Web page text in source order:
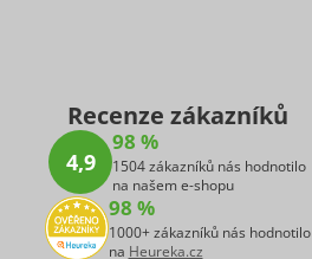
Recenze zákazníků
4,9
98 %
1504 zákazníků nás hodnotilo
na našem e-shopu
98 %
1000+ zákazníků nás hodnotilo
na Heureka.cz